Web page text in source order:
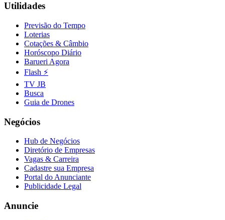
Utilidades
Previsão do Tempo
Loterias
Cotações & Câmbio
Horóscopo Diário
Barueri Agora
Flash ⚡
TV JB
Busca
Guia de Drones
Negócios
Hub de Negócios
Diretório de Empresas
Vagas & Carreira
Cadastre sua Empresa
Portal do Anunciante
Publicidade Legal
Anuncie